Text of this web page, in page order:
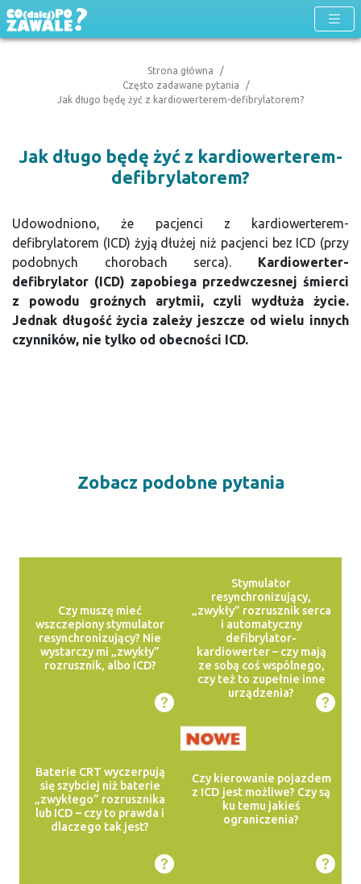
Strona główna
Często zadawane pytania
Jak długo będę żyć z kardiowerterem-defibrylatorem?
Jak długo będę żyć z kardiowerterem-
defibrylatorem?
Udowodniono, że pacjenci z kardiowerterem-
defibrylatorem (ICD) żyją dłużej niż pacjenci bez ICD (przy
podobnych chorobach serca).
Kardiowerter-
defibrylator (ICD) zapobiega przedwczesnej śmierci
z powodu groźnych arytmii, czyli wydłuża życie.
Jednak długość życia zależy jeszcze od wielu innych
czynników, nie tylko od obecności ICD.
Zobacz podobne pytania
Czy muszę mieć
wszczepiony stymulator
resynchronizujący? Nie
wystarczy mi „zwykły”
rozrusznik, albo ICD?
Stymulator
resynchronizujący,
„zwykły” rozrusznik serca
i automatyczny
defibrylator-
kardiowerter – czy mają
ze sobą coś wspólnego,
czy też to zupełnie inne
urządzenia?
Baterie CRT wyczerpują
się szybciej niż baterie
„zwykłego” rozrusznika
lub ICD – czy to prawda i
dlaczego tak jest?
Czy kierowanie pojazdem
z ICD jest możliwe? Czy są
ku temu jakieś
ograniczenia?